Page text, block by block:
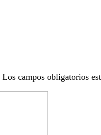
Los campos obligatorios